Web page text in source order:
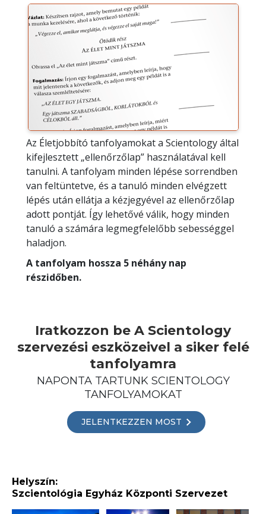
Az Életjobbító tanfolyamokat a Scientology által
kifejlesztett „ellenőrzőlap” használatával kell
tanulni. A tanfolyam minden lépése sorrendben
van feltüntetve, és a tanuló minden elvégzett
lépés után ellátja a kézjegyével az ellenőrzőlap
adott pontját. Így lehetővé válik, hogy minden
tanuló a számára legmegfelelőbb sebességgel
haladjon.
A tanfolyam hossza 5 néhány nap
részidőben.
Iratkozzon be A Scientology
szervezési eszközeivel a siker felé
tanfolyamra
NAPONTA TARTUNK SCIENTOLOGY
TANFOLYAMOKAT
JELENTKEZZEN MOST
Helyszín:
Szcientológia Egyház Központi Szervezet